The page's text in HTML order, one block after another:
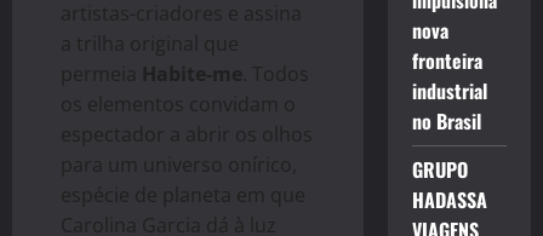
artistas-criadores e assina
a trilha original que
permeia Habite-me . Todos
os elementos convidam o
espectador a abrir os olhos
para um universo onírico,
espécie de planeta em que
Carolina Garcia dá à luz
nova
fronteira
industrial
no Brasil
GRUPO
HADASSA